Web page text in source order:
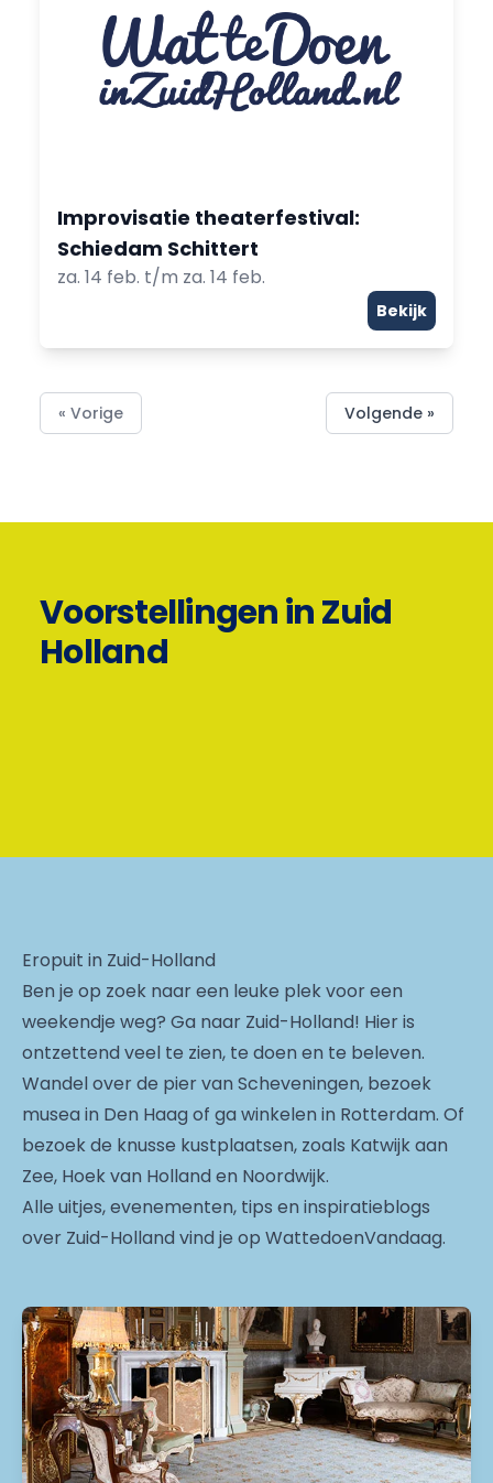
Improvisatie theaterfestival:
Schiedam Schittert
za. 14 feb. t/m za. 14 feb.
Bekijk
« Vorige Volgende »
Voorstellingen in Zuid
Holland
Eropuit in Zuid-Holland
Ben je op zoek naar een leuke plek voor een
weekendje weg? Ga naar Zuid-Holland! Hier is
ontzettend veel te zien, te doen en te beleven.
Wandel over de pier van Scheveningen, bezoek
musea in Den Haag of ga winkelen in Rotterdam. Of
bezoek de knusse kustplaatsen, zoals Katwijk aan
Zee, Hoek van Holland en Noordwijk.
Alle uitjes, evenementen, tips en inspiratieblogs
over Zuid-Holland vind je op WattedoenVandaag.